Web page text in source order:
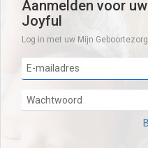
Aanmelden voor
Joyful
Log in met uw Mijn Geboortezorg